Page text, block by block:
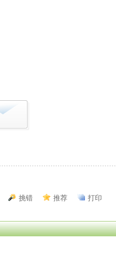
挑错 推荐 打印